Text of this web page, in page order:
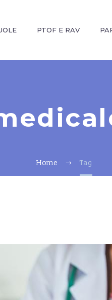
PTOF E RAV
Home Tag